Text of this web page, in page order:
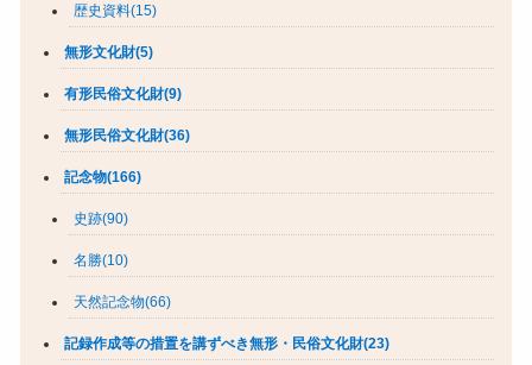
歴史資料(15)
無形文化財(5)
有形民俗文化財(9)
無形民俗文化財(36)
記念物(166)
史跡(90)
名勝(10)
天然記念物(66)
記録作成等の措置を講ずべき無形・民俗文化財(23)